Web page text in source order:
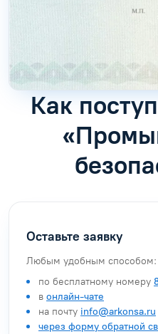
Как
Оставьте заявку
Любым удобным способом:
по бесплатному номеру
в онлайн-чате
на почту info@arkonsa.ru
через форму обратной